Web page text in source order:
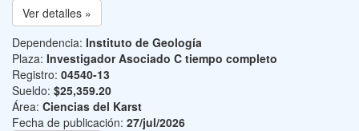
Ver detalles »
Dependencia: Instituto de Geología
Plaza: Investigador Asociado C tiempo completo
Registro: 04540-13
Sueldo: $25,359.20
Área: Ciencias del Karst
Fecha de publicación: 27/jul/2026